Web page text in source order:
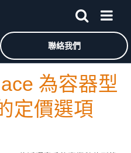
Web Services 首頁
聯絡我們
為容器型
定價選項